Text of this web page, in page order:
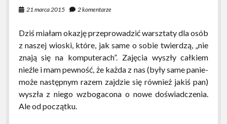
21 marca 2015 2 komentarze
Dziś miałam okazję przeprowadzić warsztaty dla osób
z naszej wioski, które, jak same o sobie twierdzą, „nie
znają się na komputerach”. Zajęcia wyszły całkiem
nieźle i mam pewność, że każda z nas (były same panie-
może następnym razem zajdzie się również jakiś pan)
wyszła z niego wzbogacona o nowe doświadczenia.
Ale od początku.